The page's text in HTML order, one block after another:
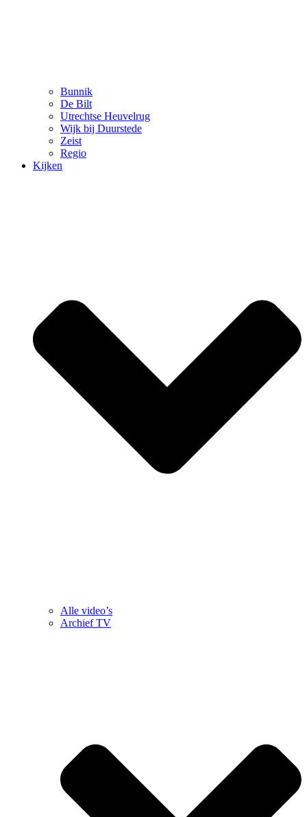
Bunnik
De Bilt
Utrechtse Heuvelrug
Wijk bij Duurstede
Zeist
Regio
Kijken
Alle video’s
Archief TV